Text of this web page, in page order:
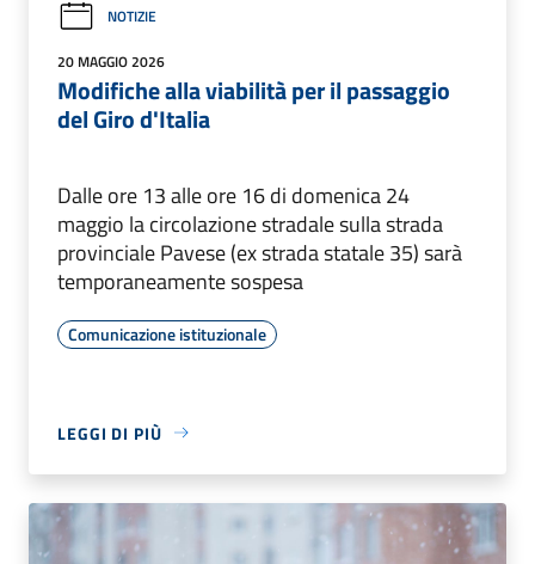
NOTIZIE
20 MAGGIO 2026
Modifiche alla viabilità per il passaggio
del Giro d'Italia
Dalle ore 13 alle ore 16 di domenica 24
maggio la circolazione stradale sulla strada
provinciale Pavese (ex strada statale 35) sarà
temporaneamente sospesa
Comunicazione istituzionale
LEGGI DI PIÙ